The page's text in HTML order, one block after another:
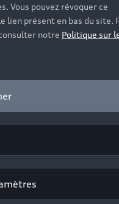
contrôle, dont l'état
pour votre projet
Partenaire ».
Vous pouvez révoquer ce
lien présent en bas du site.
notre Politique sur